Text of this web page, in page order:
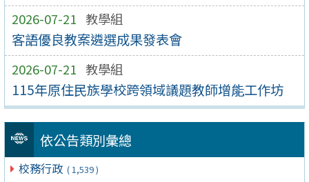
2026-07-21 教學組
客語優良教案遴選成果發表會
2026-07-21 教學組
115年原住民族學校跨領域議題教師增能工作坊
依公告類別彙總
校務行政 ( 1,539 )